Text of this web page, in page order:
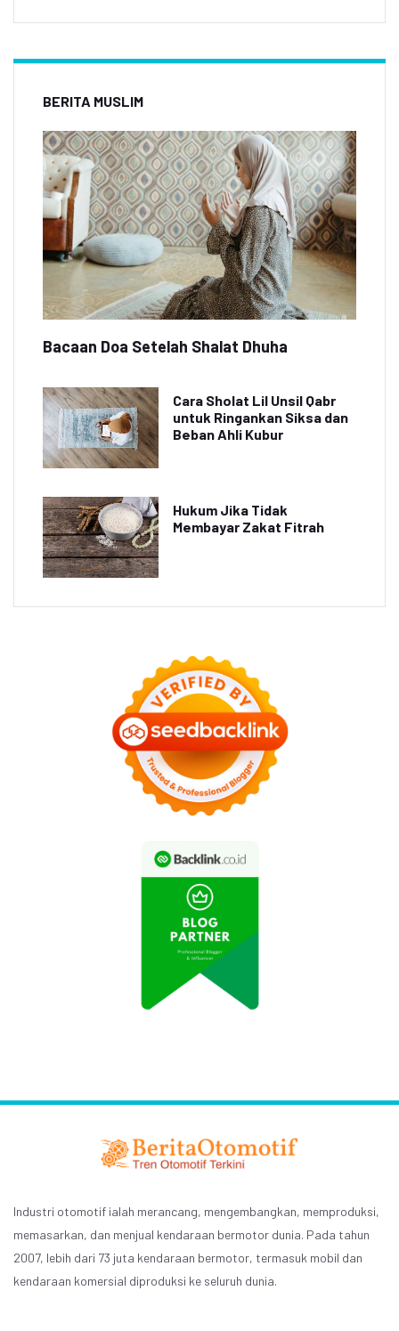
BERITA MUSLIM
Bacaan Doa Setelah Shalat Dhuha
Cara Sholat Lil Unsil Qabr
untuk Ringankan Siksa dan
Beban Ahli Kubur
Hukum Jika Tidak
Membayar Zakat Fitrah
Industri otomotif ialah merancang, mengembangkan, memproduksi,
memasarkan, dan menjual kendaraan bermotor dunia. Pada tahun
2007, lebih dari 73 juta kendaraan bermotor, termasuk mobil dan
kendaraan komersial diproduksi ke seluruh dunia.